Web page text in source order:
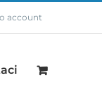
account